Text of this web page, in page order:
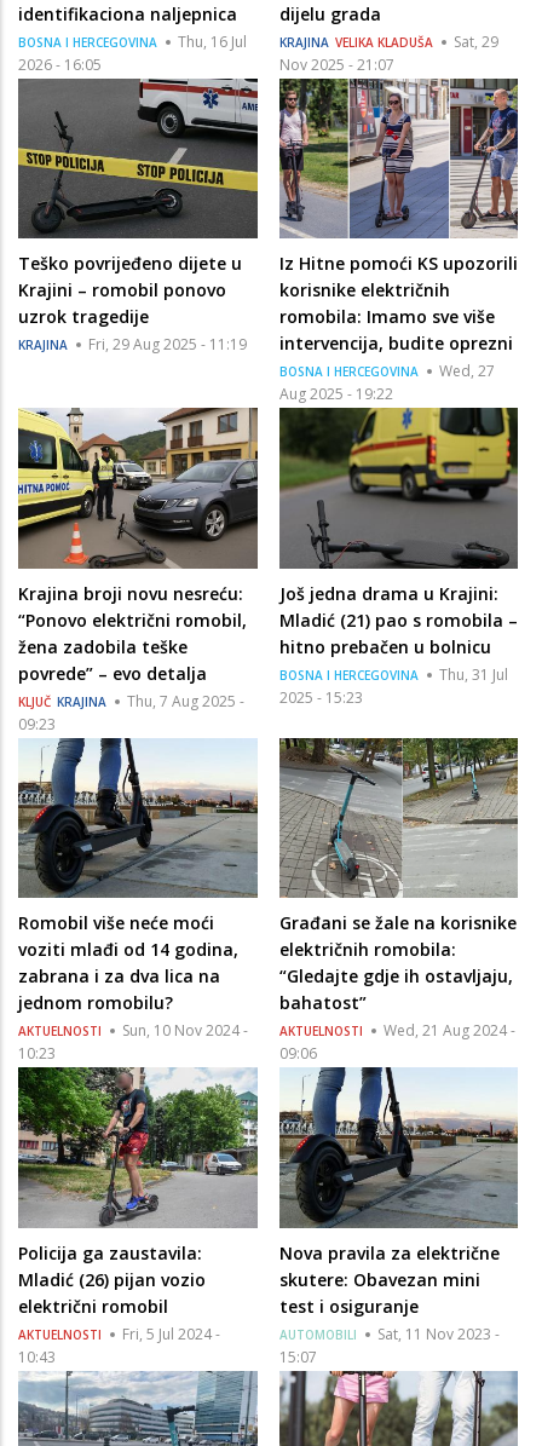
identifikaciona naljepnica
BOSNA I HERCEGOVINA
Thu, 16 Jul
2026 - 16:05
dijelu grada
KRAJINA VELIKA KLADUŠA
Sat, 29
Nov 2025 - 21:07
Teško povrijeđeno dijete u
Krajini – romobil ponovo
uzrok tragedije
KRAJINA Fri, 29 Aug 2025 - 11:19
Iz Hitne pomoći KS upozorili
korisnike električnih
romobila: Imamo sve više
intervencija, budite oprezni
BOSNA I HERCEGOVINA
Wed, 27
Aug 2025 - 19:22
Krajina broji novu nesreću:
“Ponovo električni romobil,
žena zadobila teške
povrede” – evo detalja
KLJUČ KRAJINA
Thu, 7 Aug 2025 -
09:23
Još jedna drama u Krajini:
Mladić (21) pao s romobila –
hitno prebačen u bolnicu
BOSNA I HERCEGOVINA
Thu, 31 Jul
2025 - 15:23
Romobil više neće moći
voziti mlađi od 14 godina,
zabrana i za dva lica na
jednom romobilu?
AKTUELNOSTI
Sun, 10 Nov 2024 -
10:23
Građani se žale na korisnike
električnih romobila:
“Gledajte gdje ih ostavljaju,
bahatost”
AKTUELNOSTI
Wed, 21 Aug 2024 -
09:06
Policija ga zaustavila:
Mladić (26) pijan vozio
električni romobil
AKTUELNOSTI
Fri, 5 Jul 2024 -
10:43
Nova pravila za električne
skutere: Obavezan mini
test i osiguranje
AUTOMOBILI
Sat, 11 Nov 2023 -
15:07